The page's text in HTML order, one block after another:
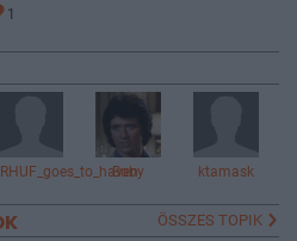
1
Boby ktamask
ÖSSZES TOPIK